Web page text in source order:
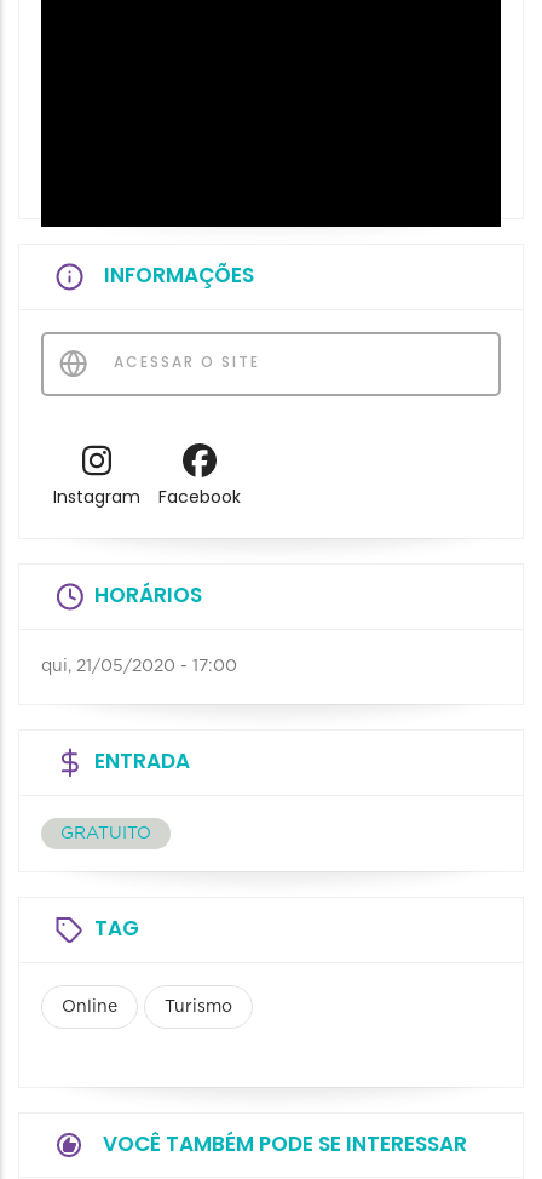
INFORMAÇÕES
ACESSAR O SITE
Instagram Facebook
HORÁRIOS
qui, 21/05/2020 - 17:00
ENTRADA
GRATUITO
TAG
Online Turismo
VOCÊ TAMBÉM PODE SE INTERESSAR